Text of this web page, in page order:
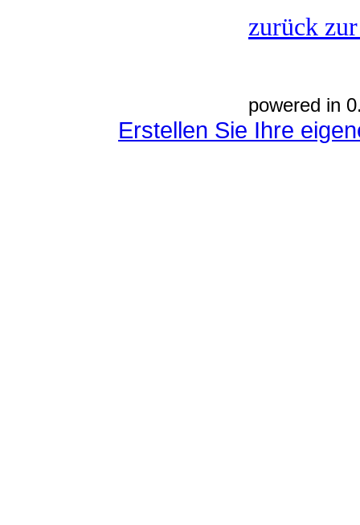
zurück
powered in
Erstellen Sie Ihre